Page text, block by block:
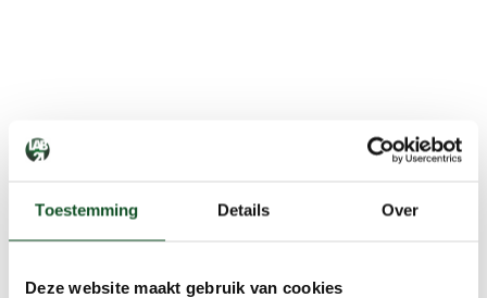
Toestemming Details Over
Deze website maakt gebruik van cookies